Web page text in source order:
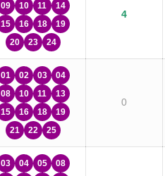
09
10 11
14
15
16 18
19
20
23 24
4
01 02 03
04
08
10 11
13
15
16 18
19
21
22 25
0
03 04 05
08